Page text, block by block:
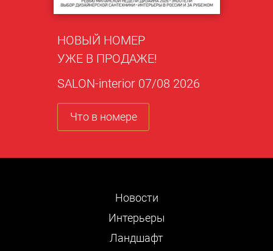
НОВЫЙ НОМЕР
УЖЕ В ПРОДАЖЕ!
SALON-interior 07/08 2026
Что в номере
Новости
Интерьеры
Ландшафт